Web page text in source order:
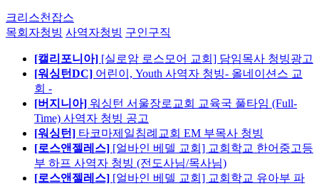
크리스천잡스
목회자청빙 사역자청빙 구인구직
[캘리포니아] [실로암 로스모어 교회] 담임목사 청빙광고
[워싱턴DC] 어린이, Youth 사역자 청빙- 올네이션스 교
회 -
[버지니아] 워싱턴 서울장로교회 교육국 풀타임 (Full-
Time) 사역자 청빙 공고
[워싱턴] 타코마제일침례교회 EM 부목사 청빙
[로스앤젤레스] [얼바인 베델 교회] 교회학교 한어중고등
부 하프 사역자 청빙 (전도사님/목사님)
[로스앤젤레스] [얼바인 베델 교회] 교회학교 유아부 파